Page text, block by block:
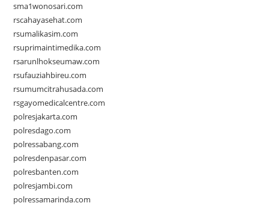
sma1wonosari.com
rscahayasehat.com
rsumalikasim.com
rsuprimaintimedika.com
rsarunlhokseumaw.com
rsufauziahbireu.com
rsumumcitrahusada.com
rsgayomedicalcentre.com
polresjakarta.com
polresdago.com
polressabang.com
polresdenpasar.com
polresbanten.com
polresjambi.com
polressamarinda.com